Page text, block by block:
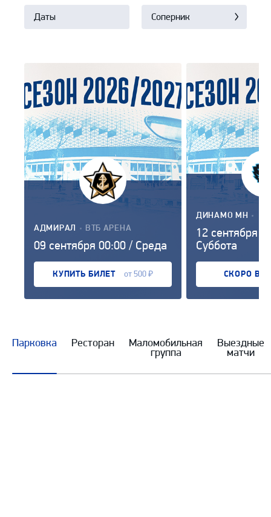
Даты
Соперник
КОМАНДА
СОПЕРНИК
АДМИРАЛ МЕСТО
ПРОВЕДЕНИЯ
ВТБ АРЕНА
Дата
проведения
09 сентября 00:00 / Среда
КУПИТЬ БИЛЕТ от 500 ₽
КОМАНДА
СОПЕРНИК
ДИНАМО МН
Дата
проведения
12 сентября
Суббота
СКОРО В
Парковка Ресторан Маломобильная
группа
Выездные
матчи